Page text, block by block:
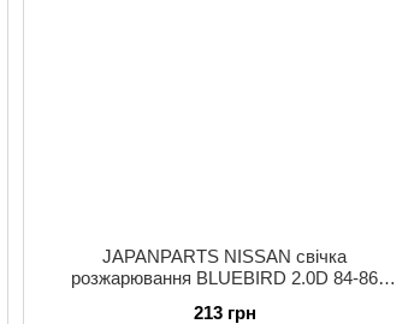
JAPANPARTS NISSAN свічка
розжарювання BLUEBIRD 2.0D 84-86
213 грн